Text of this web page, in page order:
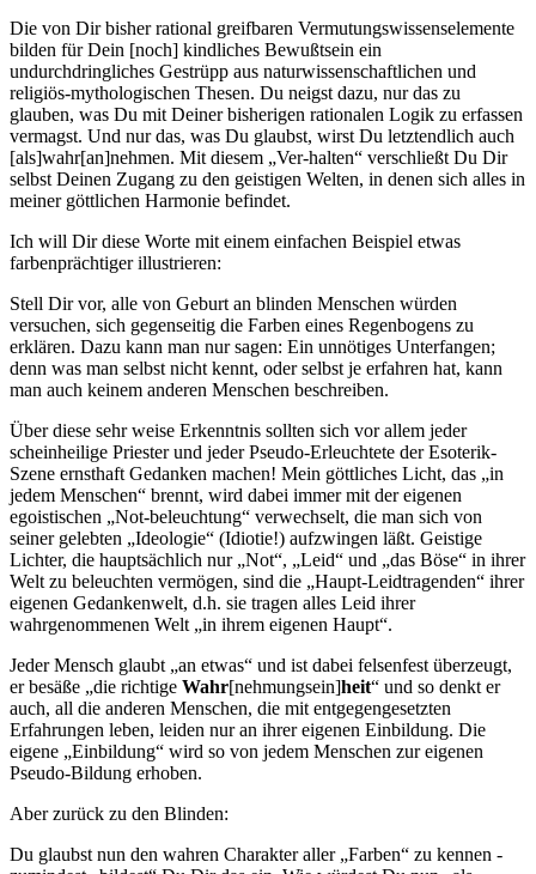
Die von Dir bisher rational greifbaren Vermutungswissenselemente
bilden für Dein [noch] kindliches Bewußtsein ein
undurchdringliches Gestrüpp aus naturwissenschaftlichen und
religiös-mythologischen Thesen. Du neigst dazu, nur das zu
glauben, was Du mit Deiner bisherigen rationalen Logik zu erfassen
vermagst. Und nur das, was Du glaubst, wirst Du letztendlich auch
[als]wahr[an]nehmen. Mit diesem „Ver-halten“ verschließt Du Dir
selbst Deinen Zugang zu den geistigen Welten, in denen sich alles in
meiner göttlichen Harmonie befindet.
Ich will Dir diese Worte mit einem einfachen Beispiel etwas
farbenprächtiger illustrieren:
Stell Dir vor, alle von Geburt an blinden Menschen würden
versuchen, sich gegenseitig die Farben eines Regenbogens zu
erklären. Dazu kann man nur sagen: Ein unnötiges Unterfangen;
denn was man selbst nicht kennt, oder selbst je erfahren hat, kann
man auch keinem anderen Menschen beschreiben.
Über diese sehr weise Erkenntnis sollten sich vor allem jeder
scheinheilige Priester und jeder Pseudo-Erleuchtete der Esoterik-
Szene ernsthaft Gedanken machen! Mein göttliches Licht, das „in
jedem Menschen“ brennt, wird dabei immer mit der eigenen
egoistischen „Not-beleuchtung“ verwechselt, die man sich von
seiner gelebten „Ideologie“ (Idiotie!) aufzwingen läßt. Geistige
Lichter, die hauptsächlich nur „Not“, „Leid“ und „das Böse“ in ihrer
Welt zu beleuchten vermögen, sind die „Haupt-Leidtragenden“ ihrer
eigenen Gedankenwelt, d.h. sie tragen alles Leid ihrer
wahrgenommenen Welt „in ihrem eigenen Haupt“.
Jeder Mensch glaubt „an etwas“ und ist dabei felsenfest überzeugt,
er besäße „die richtige Wahr[nehmungsein]heit“ und so denkt er
auch, all die anderen Menschen, die mit entgegengesetzten
Erfahrungen leben, leiden nur an ihrer eigenen Einbildung. Die
eigene „Einbildung“ wird so von jedem Menschen zur eigenen
Pseudo-Bildung erhoben.
Aber zurück zu den Blinden:
Du glaubst nun den wahren Charakter aller „Farben“ zu kennen -